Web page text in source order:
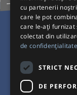
cu partenerii
care le pot
care le-ați furnizat
colectat din
de confidențialitate
STRICT
DE